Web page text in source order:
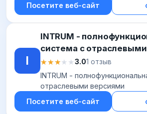
Посетите веб-сайт
I
INTRUM -
система с
★★★★★
★★★★★3.01 отзыв
INTRUM -
отраслевыми версиями
Посетите веб-сайт